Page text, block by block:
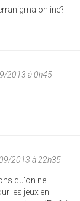
online?
2013 à 0h45
2013 à 22h35
qu'on ne
les jeux en